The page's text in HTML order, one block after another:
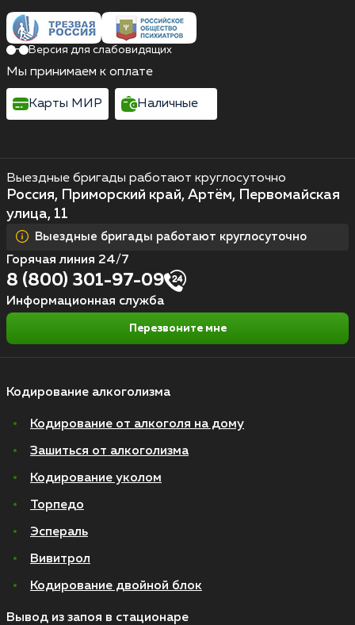
Кодирование алкоголизма
Кодирование от алкоголя на дому
Зашиться от алкоголизма
Кодирование уколом
Торпедо
Эспераль
Вивитрол
Кодирование двойной блок
Вывод из запоя в стационаре
Выездные бригады работают круглосуточно
Россия, Приморский край, Артём, Первомайская
улица, 11
Выездные бригады работают круглосуточно
Горячая линия 24/7
8 (800) 301-97-09
Информационная служба
Перезвоните мне
Версия для слабовидящих
Мы принимаем к оплате
Карты МИР Наличные